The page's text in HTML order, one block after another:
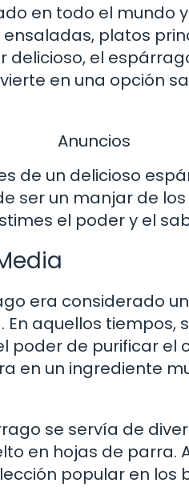
en todo el mundo
platos
delicioso, el
en una opción
Anuncios
de un delicioso
ser un manjar de
el poder y el
era considerado
En aquellos
poder de purificar el
en un ingrediente
se servía de
en hojas de parra.
popular en los